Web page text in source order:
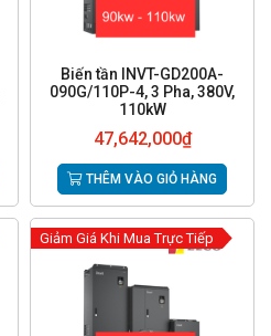
Biến tần INVT-GD200A-
090G/110P-4, 3 Pha, 380V,
110kW
47,642,000₫
THÊM VÀO GIỎ HÀNG
Giảm Giá Khi Mua Trực Tiếp